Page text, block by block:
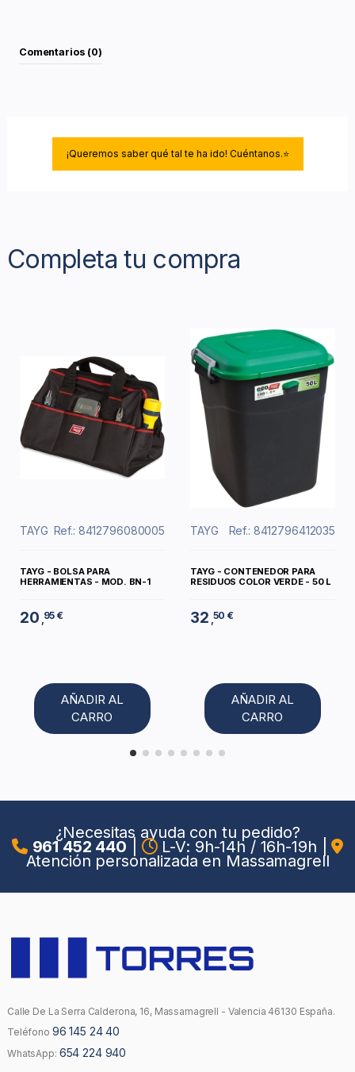
Comentarios (0)
¡Queremos saber qué tal te ha ido! Cuéntanos.⭐
Completa tu compra
TAYG Ref.: 8412796080005
TAYG - BOLSA PARA
HERRAMIENTAS - MOD. BN-1
20 ,95 €
AÑADIR AL
CARRO
TAYG Ref.: 8412796412035
TAYG - CONTENEDOR PARA
RESIDUOS COLOR VERDE - 50 L
32 ,50 €
AÑADIR AL
CARRO
¿Necesitas ayuda con tu pedido?
961 452 440 L-V: 9h-14h / 16h-19h
Atención personalizada en Massamagrell
Calle De La Serra Calderona, 16, Massamagrell - Valencia 46130 España.
Teléfono 96 145 24 40
WhatsApp: 654 224 940